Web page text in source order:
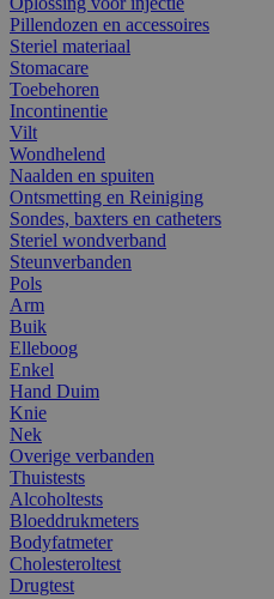
Pillendozen en accessoires
Steriel materiaal
Stomacare
Toebehoren
Incontinentie
Vilt
Wondhelend
Naalden en spuiten
Ontsmetting en Reiniging
Sondes, baxters en catheters
Steriel wondverband
Steunverbanden
Pols
Arm
Buik
Elleboog
Enkel
Hand Duim
Knie
Nek
Overige verbanden
Thuistests
Alcoholtests
Bloeddrukmeters
Bodyfatmeter
Cholesteroltest
Drugtest